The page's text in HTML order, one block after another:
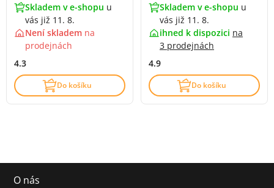
Skladem v e-shopu u
vás již 11. 8.
Není skladem na
prodejnách
4.3
Do košíku
Skladem v e-shopu u
vás již 11. 8.
ihned k dispozici na
3 prodejnách
4.9
Do košíku
O nás